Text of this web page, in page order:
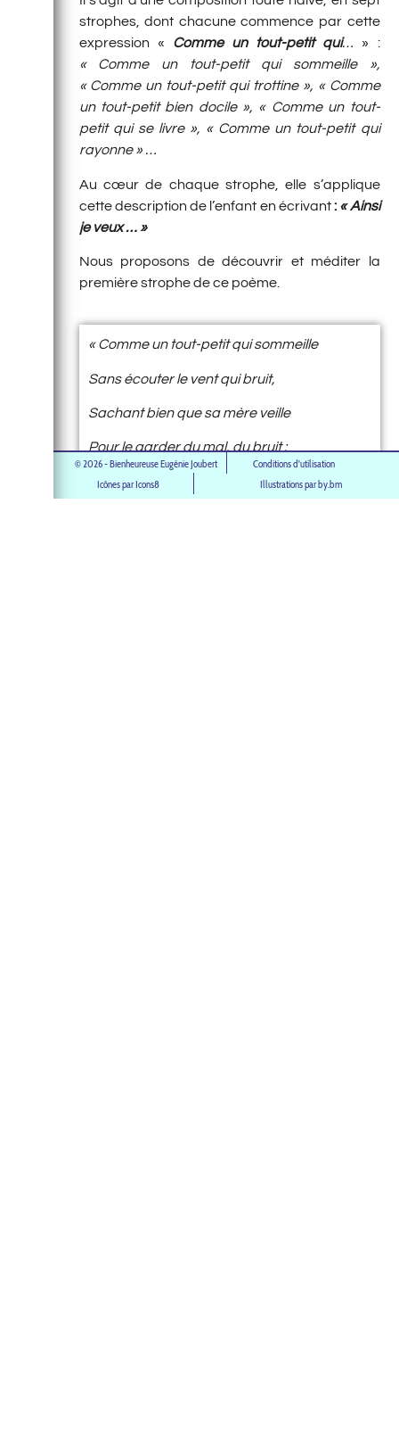
strophes, dont chacune commence par cette
expression « Comme un tout-petit qui… » :
« Comme un tout-petit qui sommeille »,
« Comme un tout-petit qui trottine », « Comme
un tout-petit bien docile », « Comme un tout-
petit qui se livre », « Comme un tout-petit qui
rayonne » …
Au cœur de chaque strophe, elle s’applique
cette description de l’enfant en écrivant: « Ainsi
je veux … »
Nous proposons de découvrir et méditer la
première strophe de ce poème.
« Comme un tout-petit qui sommeille
Sans écouter le vent qui bruit,
Sachant bien que sa mère veille
Pour le garder du mal, du bruit :
Ainsi je veux en ma misère
© 2026 - Bienheureuse Eugénie Joubert
Conditions d'utilisation
Icônes par Icons8
Illustrations par by.bm